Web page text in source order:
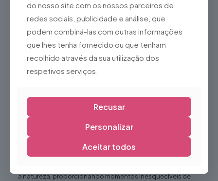
Atividades ao ar livre
Festas e eventos
Vantagens
Fácil de transportar e armazenar
Ideal para atividades em grupo
Boias de Riosão a escolha ideal para quem procura uma
a natureza, proporcionando momentos inesquecíveis de
do nosso site com os nossos parceiros de
redes sociais, publicidade e análise, que
podem combiná-las com outras informações
que lhes tenha fornecido ou que tenham
recolhido através da sua utilização dos
respetivos serviços.
Recusar
Personalizar
Aceitar todos